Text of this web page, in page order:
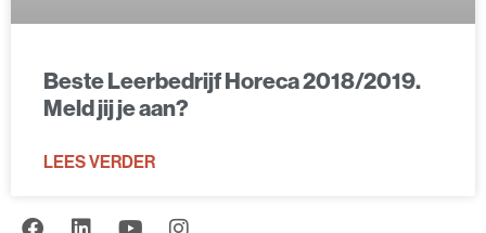
Beste Leerbedrijf Horeca 2018/2019.
Meld jij je aan?
LEES VERDER